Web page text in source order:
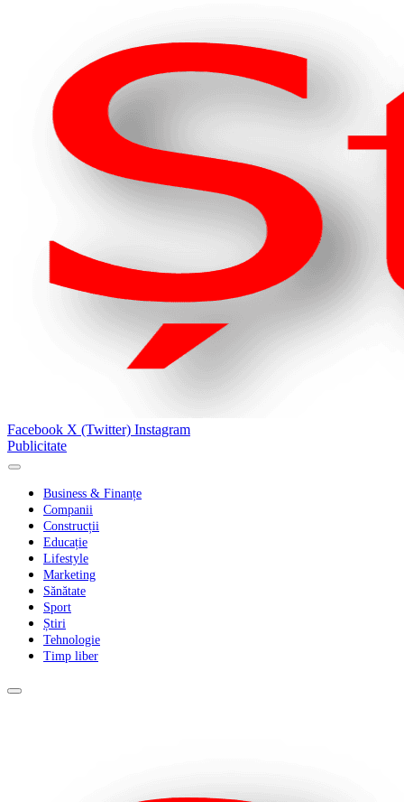
Facebook X (Twitter) Instagram
Publicitate
Business & Finanțe
Companii
Construcții
Educație
Lifestyle
Marketing
Sănătate
Sport
Știri
Tehnologie
Timp liber